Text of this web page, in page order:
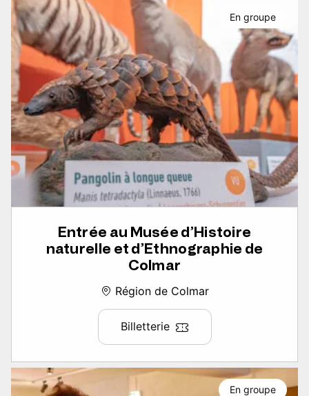
Entrée au Musée d’Histoire
naturelle et d’Ethnographie de
Colmar
Région de Colmar
Billetterie
En groupe
En groupe